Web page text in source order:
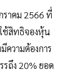
าคม 2566 ที่
ช้สิทธิจองหุ้น
ความต้องการ
ถึง 20% ยอด